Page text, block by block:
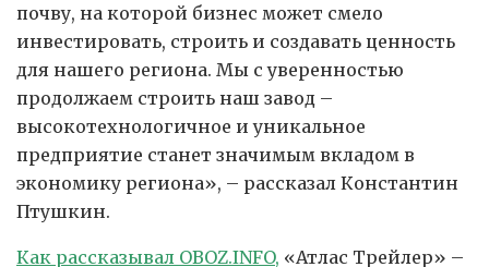
почву, на которой бизнес может смело
инвестировать, строить и создавать ценность
для нашего региона. Мы с уверенностью
продолжаем строить наш завод –
высокотехнологичное и уникальное
предприятие станет значимым вкладом в
экономику региона», – рассказал Константин
Птушкин.
Как рассказывал OBOZ.INFO, «Атлас Трейлер» –